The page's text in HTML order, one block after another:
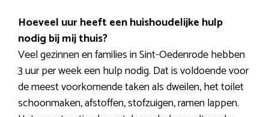
Hoeveel uur heeft een huishoudelijke hulp
nodig bij mij thuis?
Veel gezinnen en families in Sint-Oedenrode hebben
3 uur per week een hulp nodig. Dat is voldoende voor
de meest voorkomende taken als dweilen, het toilet
schoonmaken, afstoffen, stofzuigen, ramen lappen.